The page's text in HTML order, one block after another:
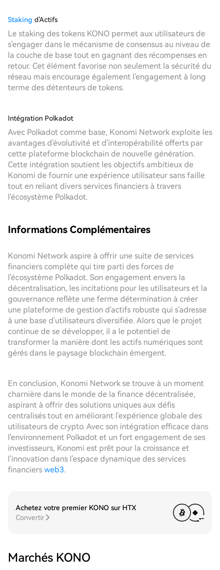
Staking d'Actifs
Le staking des tokens KONO permet aux utilisateurs de
s'engager dans le mécanisme de consensus au niveau de
la couche de base tout en gagnant des récompenses en
retour. Cet élément favorise non seulement la sécurité du
réseau mais encourage également l'engagement à long
terme des détenteurs de tokens.
Intégration Polkadot
Avec Polkadot comme base, Konomi Network exploite les
avantages d'évolutivité et d'interopérabilité offerts par
cette plateforme blockchain de nouvelle génération.
Cette intégration soutient les objectifs ambitieux de
Konomi de fournir une expérience utilisateur sans faille
tout en reliant divers services financiers à travers
l'écosystème Polkadot.
Informations Complémentaires
Konomi Network aspire à offrir une suite de services
financiers complète qui tire parti des forces de
l'écosystème Polkadot. Son engagement envers la
décentralisation, les incitations pour les utilisateurs et la
gouvernance reflète une ferme détermination à créer
une plateforme de gestion d'actifs robuste qui s'adresse
à une base d'utilisateurs diversifiée. Alors que le projet
continue de se développer, il a le potentiel de
transformer la manière dont les actifs numériques sont
gérés dans le paysage blockchain émergent.
En conclusion, Konomi Network se trouve à un moment
charnière dans le monde de la finance décentralisée,
aspirant à offrir des solutions uniques aux défis
centralisés tout en améliorant l'expérience globale des
utilisateurs de crypto. Avec son intégration efficace dans
l'environnement Polkadot et un fort engagement de ses
investisseurs, Konomi est prêt pour la croissance et
l'innovation dans l'espace dynamique des services
financiers web3.
Achetez votre premier KONO sur HTX
Convertir
Marchés KONO